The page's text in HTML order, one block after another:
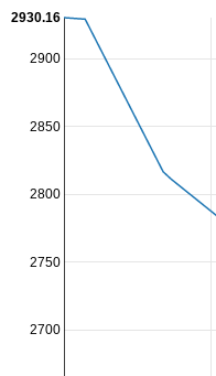
2700
2750
2800
2850
2900
2930.16